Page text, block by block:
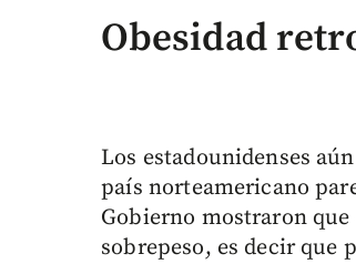
Obesidad
Los estadounidenses
país norteamericano
Gobierno mostraron
sobrepeso, es decir que